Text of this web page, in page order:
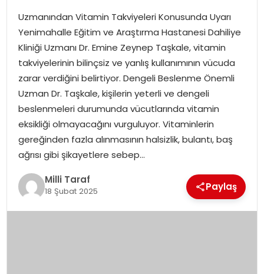
SPOR
SIYASET
MAGAZIN
Uzmanından Vitamin Takviyeleri Konusunda Uyarı
Yenimahalle Eğitim ve Araştırma Hastanesi Dahiliye
Kliniği Uzmanı Dr. Emine Zeynep Taşkale, vitamin
takviyelerinin bilinçsiz ve yanlış kullanımının vücuda
zarar verdiğini belirtiyor. Dengeli Beslenme Önemli
Uzman Dr. Taşkale, kişilerin yeterli ve dengeli
beslenmeleri durumunda vücutlarında vitamin
eksikliği olmayacağını vurguluyor. Vitaminlerin
gereğinden fazla alınmasının halsizlik, bulantı, baş
ağrısı gibi şikayetlere sebep…
Milli Taraf
18 Şubat 2025 Paylaş